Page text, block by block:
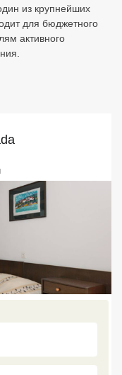
из крупнейших
для бюджетного
активного